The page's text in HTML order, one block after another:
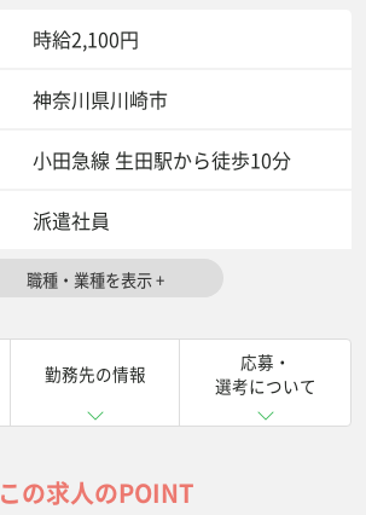
時給2,100円
神奈川県川崎市
小田急線 生田駅から徒歩10分
派遣社員
勤務先の情報
応募・
選考について
この求人のPOINT